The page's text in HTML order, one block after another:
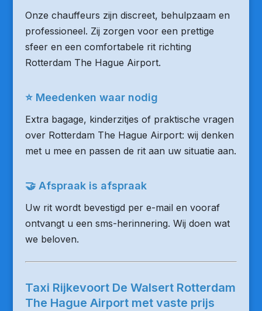
Onze chauffeurs zijn discreet, behulpzaam en
professioneel. Zij zorgen voor een prettige
sfeer en een comfortabele rit richting
Rotterdam The Hague Airport.
⭐ Meedenken waar nodig
Extra bagage, kinderzitjes of praktische vragen
over Rotterdam The Hague Airport: wij denken
met u mee en passen de rit aan uw situatie aan.
🤝 Afspraak is afspraak
Uw rit wordt bevestigd per e-mail en vooraf
ontvangt u een sms-herinnering. Wij doen wat
we beloven.
Taxi Rijkevoort De Walsert Rotterdam
The Hague Airport met vaste prijs